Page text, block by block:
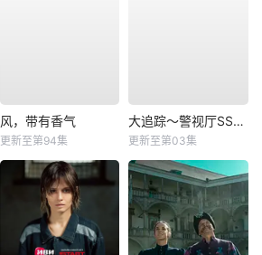
风，带有香气
更新至第94集
大追踪〜警视厅SSBC强行犯系〜第二季
更新至第03集